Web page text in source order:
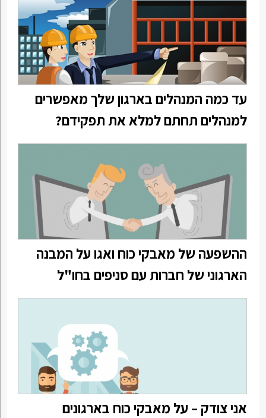
עד כמה המנהלים בארגון שלך מאפשרים
למנהלים תחתם למלא את תפקידם?
ההשפעה של מאבקי כוח ואגו על המבנה
הארגוני של חברות עם סניפים בחו"ל
אני צודק – על מאבקי כוח בארגונים